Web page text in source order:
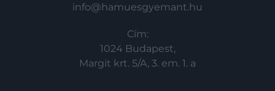
info@hamuesgyemant.hu
Cím:
1024 Budapest,
Margit krt. 5/A, 3. em. 1. a